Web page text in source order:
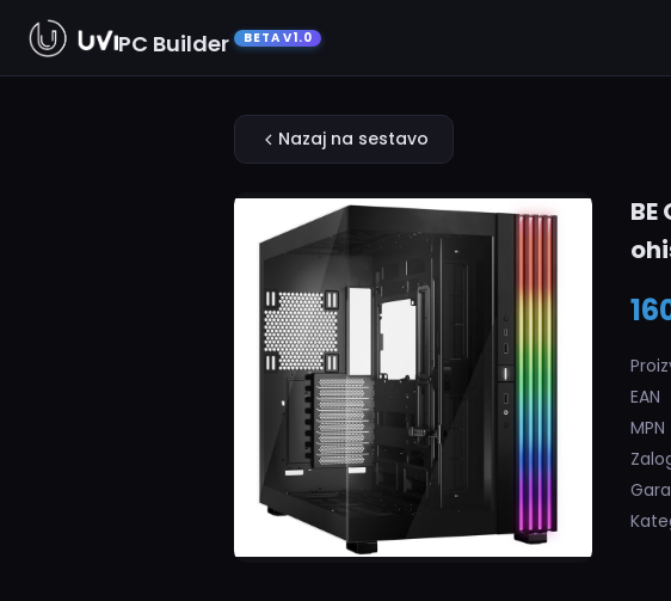
PC Builder BETA V1.0
Nazaj na sestavo
BE
EAN
MPN